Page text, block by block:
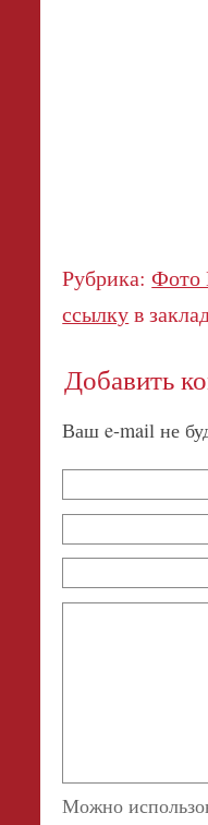
Рубрика:Фото
ссылкув
Добавить
Ваш e-mail не
Можно